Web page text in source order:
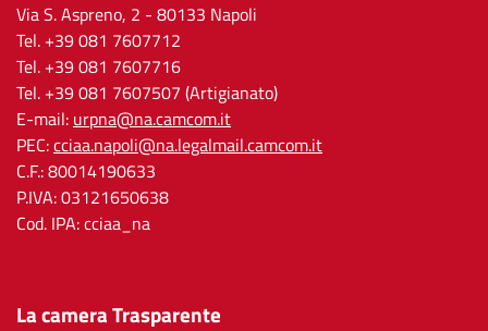
Via S. Aspreno, 2 - 80133 Napoli
Tel. +39 081 7607712
Tel. +39 081 7607716
Tel. +39 081 7607507 (Artigianato)
E-mail: urpna@na.camcom.it
PEC:cciaa.napoli@na.legalmail.camcom.it
C.F.: 80014190633
P.IVA: 03121650638
Cod. IPA: cciaa_na
La camera Trasparente